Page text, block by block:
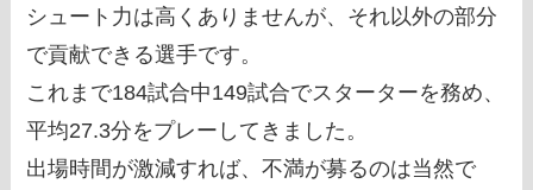
シュート力は高くありませんが、それ以外の部分
で貢献できる選手です。
これまで184試合中149試合でスターターを務め、
平均27.3分をプレーしてきました。
出場時間が激減すれば、不満が募るのは当然で